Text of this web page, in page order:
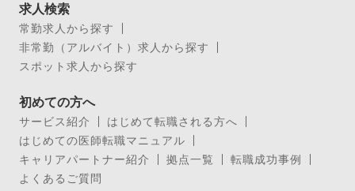
求人検索
常勤求人から探す
非常勤（アルバイト）求人から探す
スポット求人から探す
初めての方へ
サービス紹介
はじめて転職される方へ
はじめての医師転職マニュアル
キャリアパートナー紹介
拠点一覧
転職成功事例
よくあるご質問